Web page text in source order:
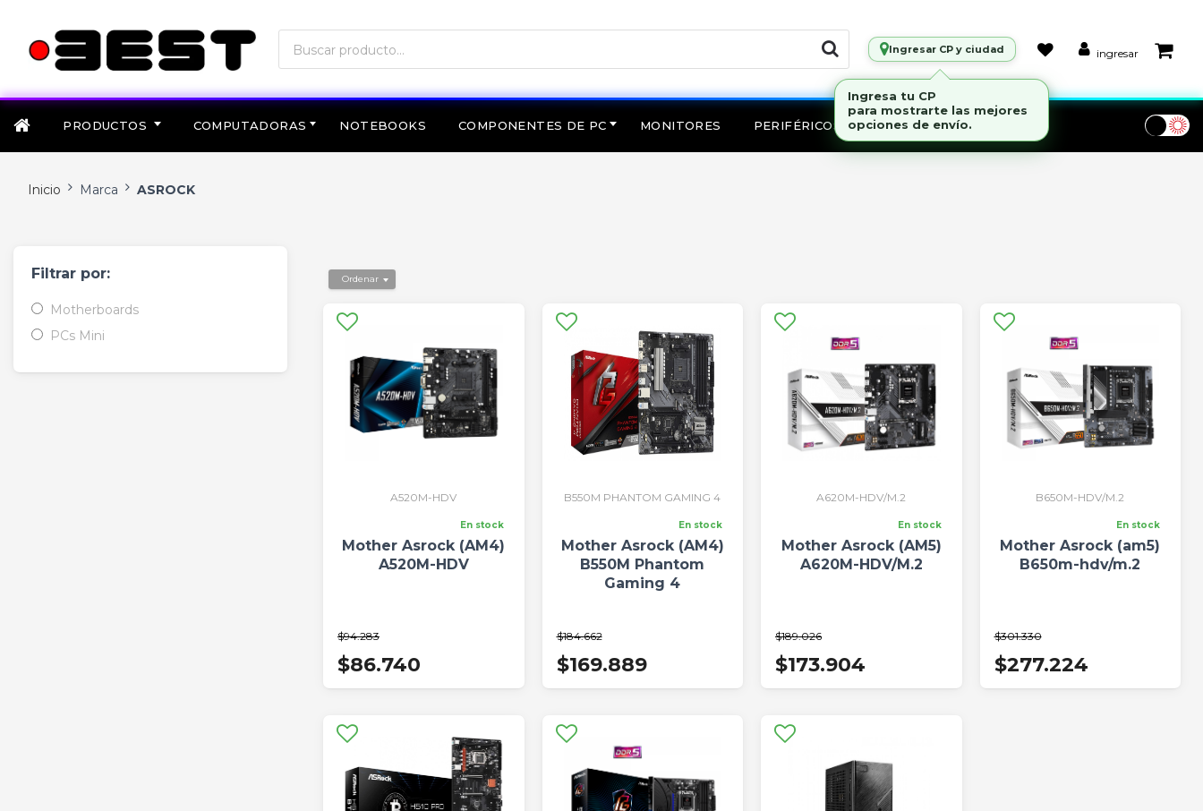
Ingresar CP y ciudad ingresar
PRODUCTOS COMPUTADORAS NOTEBOOKS COMPONENTES DE PC MONITORES PERIFÉRICOS Marcas
Inicio Marca ASROCK
Filtrar por:
Motherboards
PCs Mini
Ordenar
A520M-HDV
En stock
Mother Asrock (AM4)
A520M-HDV
$94.283
$86.740
B550M PHANTOM GAMING 4
En stock
Mother Asrock (AM4)
B550M Phantom
Gaming 4
$184.662
$169.889
A620M-HDV/M.2
En stock
Mother Asrock (AM5)
A620M-HDV/M.2
$189.026
$173.904
B650M-HDV/M.2
En stock
Mother Asrock (am5)
B650m-hdv/m.2
$301.330
$277.224